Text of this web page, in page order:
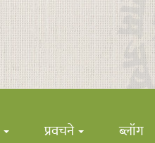
प्रवचने ब्लॉग